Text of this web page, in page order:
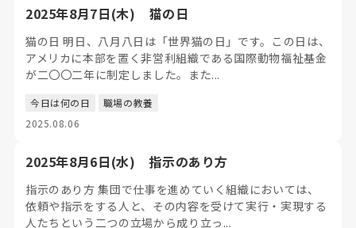
2025年8月7日(木) 猫の日
猫の日 明日、八月八日は「世界猫の日」です。この日は、
アメリカに本部を置く非営利組織である国際動物福祉基金
が二〇〇二年に制定しました。また...
今日は何の日
職場の教養
2025.08.06
2025年8月6日(水) 指示のあり方
指示のあり方 集団で仕事を進めていく組織においては、
依頼や指示をする人と、その内容を受けて実行・実現する
人たちという二つの立場から成り立っ...